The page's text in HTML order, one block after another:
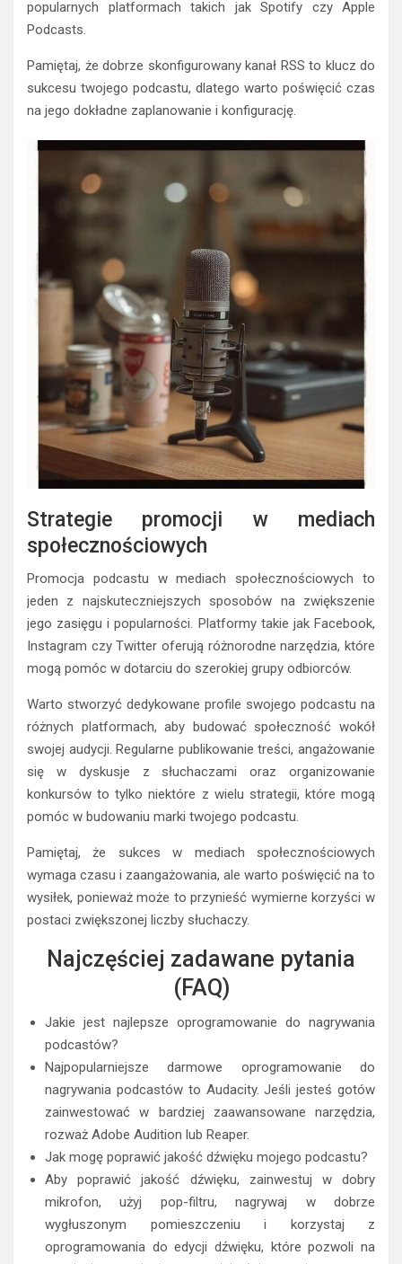
popularnych platformach takich jak Spotify czy Apple
Podcasts.
Pamiętaj, że dobrze skonfigurowany kanał RSS to klucz do
sukcesu twojego podcastu, dlatego warto poświęcić czas
na jego dokładne zaplanowanie i konfigurację.
Strategie promocji w mediach
społecznościowych
Promocja podcastu w mediach społecznościowych to
jeden z najskuteczniejszych sposobów na zwiększenie
jego zasięgu i popularności. Platformy takie jak Facebook,
Instagram czy Twitter oferują różnorodne narzędzia, które
mogą pomóc w dotarciu do szerokiej grupy odbiorców.
Warto stworzyć dedykowane profile swojego podcastu na
różnych platformach, aby budować społeczność wokół
swojej audycji. Regularne publikowanie treści, angażowanie
się w dyskusje z słuchaczami oraz organizowanie
konkursów to tylko niektóre z wielu strategii, które mogą
pomóc w budowaniu marki twojego podcastu.
Pamiętaj, że sukces w mediach społecznościowych
wymaga czasu i zaangażowania, ale warto poświęcić na to
wysiłek, ponieważ może to przynieść wymierne korzyści w
postaci zwiększonej liczby słuchaczy.
Najczęściej zadawane pytania
(FAQ)
Jakie jest najlepsze oprogramowanie do nagrywania
podcastów?
Najpopularniejsze darmowe oprogramowanie do
nagrywania podcastów to Audacity. Jeśli jesteś gotów
zainwestować w bardziej zaawansowane narzędzia,
rozważ Adobe Audition lub Reaper.
Jak mogę poprawić jakość dźwięku mojego podcastu?
Aby poprawić jakość dźwięku, zainwestuj w dobry
mikrofon, użyj pop-filtru, nagrywaj w dobrze
wygłuszonym pomieszczeniu i korzystaj z
oprogramowania do edycji dźwięku, które pozwoli na